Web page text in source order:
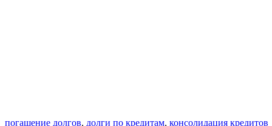
погашение долгов, долги по кредитам, консолидация кредитов